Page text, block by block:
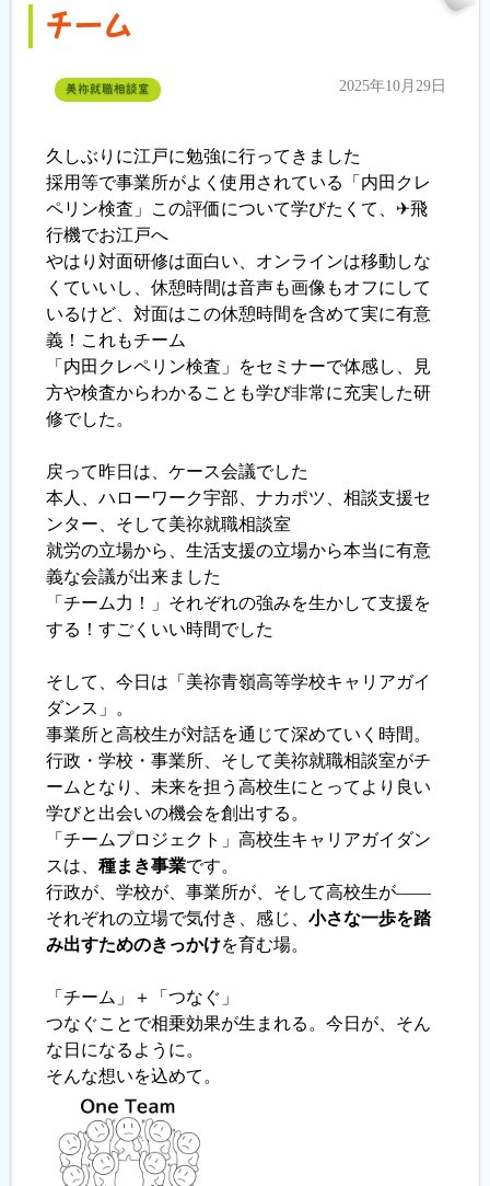
チーム
美祢就職相談室 2025年10月29日
久しぶりに江戸に勉強に行ってきました
採用等で事業所がよく使用されている「内田クレ
ペリン検査」この評価について学びたくて、✈飛
行機でお江戸へ
やはり対面研修は面白い、オンラインは移動しな
くていいし、休憩時間は音声も画像もオフにして
いるけど、対面はこの休憩時間を含めて実に有意
義！これもチーム
「内田クレペリン検査」をセミナーで体感し、見
方や検査からわかることも学び非常に充実した研
修でした。
戻って昨日は、ケース会議でした
本人、ハローワーク宇部、ナカポツ、相談支援セ
ンター、そして美祢就職相談室
就労の立場から、生活支援の立場から本当に有意
義な会議が出来ました
「チーム力！」それぞれの強みを生かして支援を
する！すごくいい時間でした
そして、今日は「美祢青嶺高等学校キャリアガイ
ダンス」。
事業所と高校生が対話を通じて深めていく時間。
行政・学校・事業所、そして美祢就職相談室がチ
ームとなり、未来を担う高校生にとってより良い
学びと出会いの機会を創出する。
「チームプロジェクト」高校生キャリアガイダン
スは、 種まき事業です。
行政が、学校が、事業所が、そして高校生が――
それぞれの立場で気付き、感じ、 小さな一歩を踏
み出すためのきっかけを育む場。
「チーム」＋「つなぐ」
つなぐことで相乗効果が生まれる。今日が、そん
な日になるように。
そんな想いを込めて。